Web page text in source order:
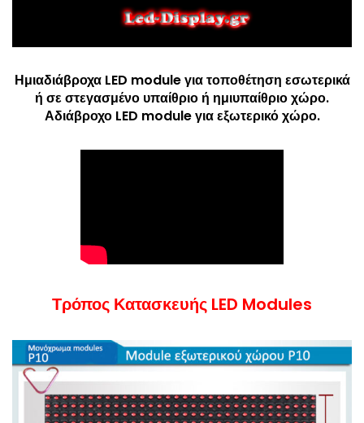
Ημιαδιάβροχα LED module για τοποθέτηση εσωτερικά
ή σε στεγασμένο υπαίθριο ή ημιυπαίθριο χώρο.
Αδιάβροχο LED module για εξωτερικό χώρο.
Τρόπος Κατασκευής LED Modules